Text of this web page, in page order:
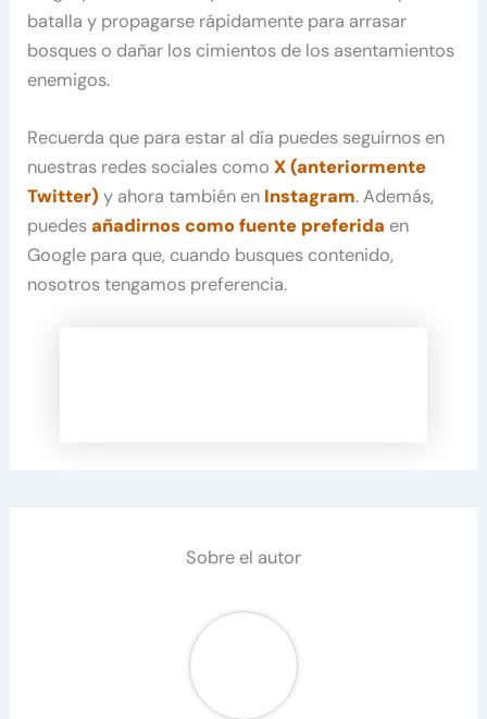
batalla y propagarse rápidamente para arrasar
bosques o dañar los cimientos de los asentamientos
enemigos.
Recuerda que para estar al día puedes seguirnos en
nuestras redes sociales comoX (anteriormente
Twitter) y ahora también en Instagram. Además,
puedesañadirnos como fuente preferida en
Google para que, cuando busques contenido,
nosotros tengamos preferencia.
Sobre el autor